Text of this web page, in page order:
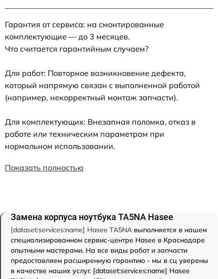
Гарантия от сервиса: на смонтированные
комплектующие — до 3 месяцев.
Что считается гарантийным случаем?
Для работ: Повторное возникновение дефекта,
который напрямую связан с выполненной работой
(например, некорректный монтаж запчасти).
Для комплектующих: Внезапная поломка, отказ в
работе или техническим параметрам при
нормальном использовании.
Показать полностью
Замена корпуса ноутбука TA5NA Hasee
[dataset:services:name] Hasee TA5NA выполняется в нашем
специализированном сервис-центре Hasee в Краснодаре
опытными мастерами. На все виды работ и запчасти
предоставляем расширенную гарантию - мы в сц уверены
в качестве наших услуг. [dataset:services:name] Hasee